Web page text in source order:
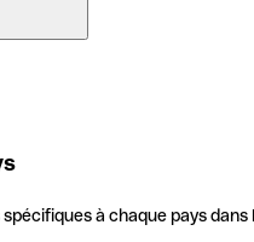
à chaque pays dans